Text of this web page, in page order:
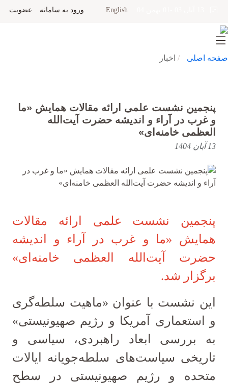
English ورود به سامانه عضویت
صفحه اصلی اخبار
پنجمین نشست علمی ارائه مقالات همایش «ما
و غرب در آراء و اندیشه حضرت آیت‌الله
العظمی خامنه‌ای»
13 آبان 1404
پنجمین نشست علمی ارائه مقالات
همایش «ما و غرب در آراء و اندیشه
حضرت آیت‌الله العظمی خامنه‌ای»
برگزار شد.
این نشست با عنوان «ماهیت سلطه‌گری
و استعماری آمریکا و رژیم صهیونیستی»
به بررسی ابعاد راهبردی، سیاسی و
تاریخی سیاست‌های سلطه‌جویانه ایالات
متحده و رژیم صهیونیستی در سطح